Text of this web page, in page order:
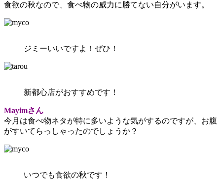
食欲の秋なので、食べ物の威力に勝てない自分がいます。
ジミーいいですよ！ぜひ！
新都心店がおすすめです！
Mayimさん
今月は食べ物ネタが特に多いような気がするのですが、お腹
がすいてらっしゃったのでしょうか？
いつでも食欲の秋です！